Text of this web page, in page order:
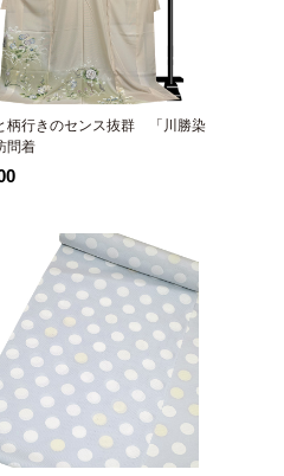
柄行きのセンス抜群 「川勝染
問着